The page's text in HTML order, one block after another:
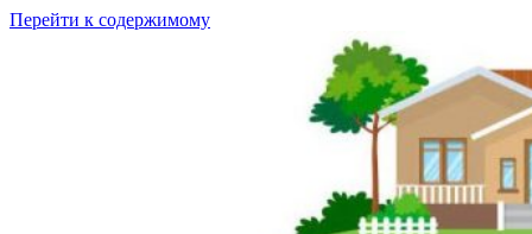
Перейти к содержимому